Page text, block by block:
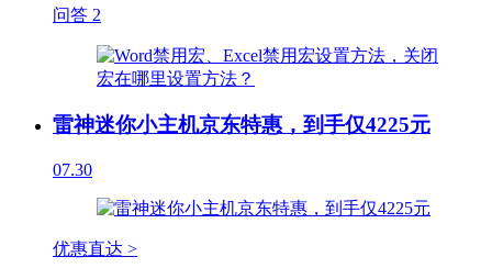
问答 2
雷神迷你小主机京东特惠，到手仅4225元
07.30
优惠直达 >